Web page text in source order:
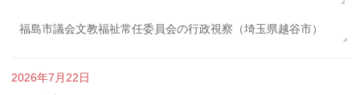
福島市議会文教福祉常任委員会の行政視察（埼玉県越谷市）
2026年7月22日